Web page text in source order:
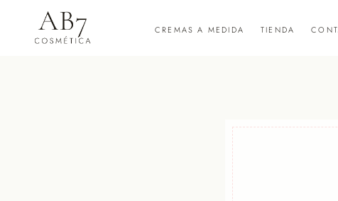
CREMAS A MEDIDA TIENDA